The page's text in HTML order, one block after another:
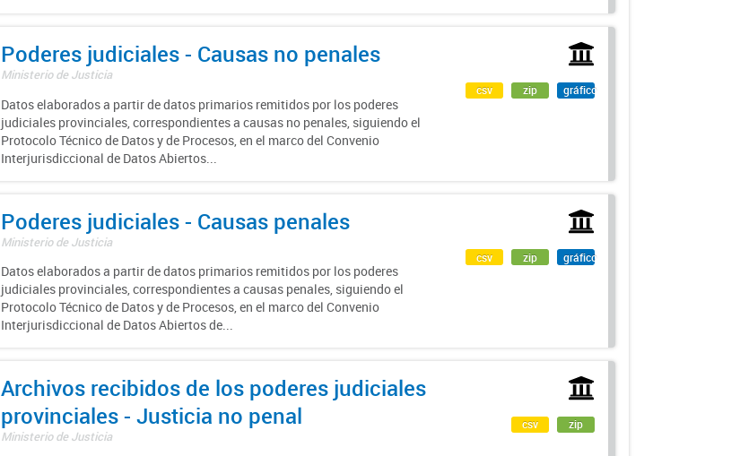
Poderes judiciales - Causas no penales
Ministerio de Justicia
Datos elaborados a partir de datos primarios remitidos por los poderes
judiciales provinciales, correspondientes a causas no penales, siguiendo el
Protocolo Técnico de Datos y de Procesos, en el marco del Convenio
Interjurisdiccional de Datos Abiertos...
csv zip gráfico
Poderes judiciales - Causas penales
Ministerio de Justicia
Datos elaborados a partir de datos primarios remitidos por los poderes
judiciales provinciales, correspondientes a causas penales, siguiendo el
Protocolo Técnico de Datos y de Procesos, en el marco del Convenio
Interjurisdiccional de Datos Abiertos de...
csv zip gráfico
Archivos recibidos de los poderes judiciales
provinciales - Justicia no penal
Ministerio de Justicia
csv zip